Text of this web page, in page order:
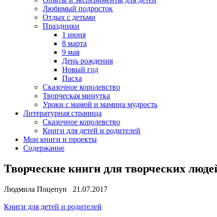
Любимый подросток
Отдых с детьми
Праздники
1 июня
8 марта
9 мая
День рождения
Новый год
Пасха
Сказочное королевство
Творческая минутка
Уроки с мамой и мамина мудрость
Литературная страница
Сказочное королевство
Книги для детей и родителей
Мои книги и проекты
Содержание
Творческие книги для творческих
Людмила Поцепун 21.07.2017
Книги для детей и родителей